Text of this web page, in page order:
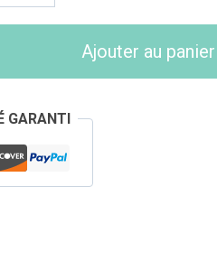
Ajouter au panier
GARANTI